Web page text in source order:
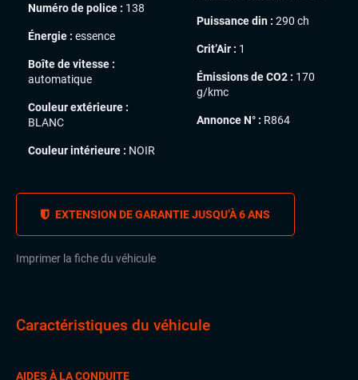
Numéro de police : 138
Énergie : essence
Boîte de vitesse :
automatique
Couleur extérieure :
BLANC
Couleur intérieure : NOIR
Puissance din : 290 ch
Crit’Air : 1
Émissions de CO2 : 170
g/kmc
Annonce N° : R864
EXTENSION DE GARANTIE JUSQU’À 6 ANS
Imprimer la fiche du véhicule
Caractéristiques du véhicule
AIDES À LA CONDUITE